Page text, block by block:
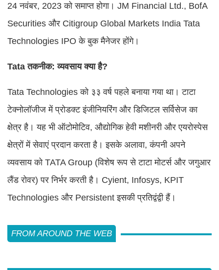
24 नवंबर, 2023 को समाप्त होगा। JM Financial Ltd., BofA
Securities और Citigroup Global Markets India Tata
Technologies IPO के बुक मैनेजर होंगे।
Tata तकनीक: व्यवसाय क्या है?
Tata Technologies को ३३ वर्ष पहले बनाया गया था। टाटा
टेक्नोलॉजीज में प्रोडक्ट इंजीनियरिंग और डिजिटल सर्विसेज का
क्षेत्र है। यह भी ऑटोमोटिव, औद्योगिक हेवी मशीनरी और एयरोस्पेस
क्षेत्रों में सेवाएं प्रदान करता है। इसके अलावा, कंपनी अपने
व्यवसाय को TATA Group (विशेष रूप से टाटा मोटर्स और जगुआर
लैंड रोवर) पर निर्भर करती है। Cyient, Infosys, KPIT
Technologies और Persistent इसकी प्रतिद्वंद्वी हैं।
FROM AROUND THE WEB